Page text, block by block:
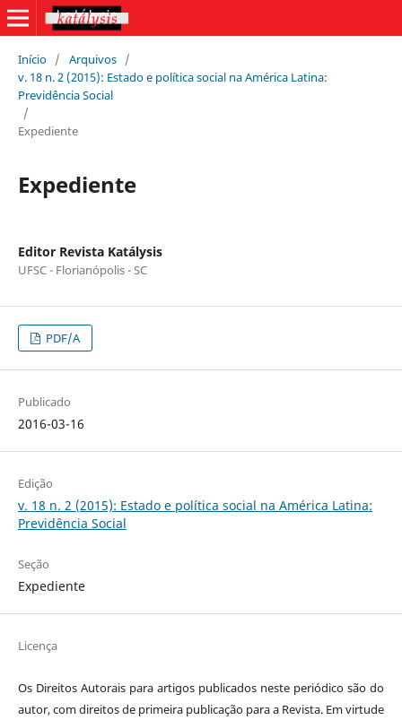
Início / Arquivos /
v. 18 n. 2 (2015): Estado e política social na América Latina:
Previdência Social
/
Expediente
Expediente
Editor Revista Katálysis
UFSC - Florianópolis - SC
PDF/A
Publicado
2016-03-16
Edição
v. 18 n. 2 (2015): Estado e política social na América Latina:
Previdência Social
Seção
Expediente
Licença
Os Direitos Autorais para artigos publicados neste periódico são do
autor, com direitos de primeira publicação para a Revista. Em virtude